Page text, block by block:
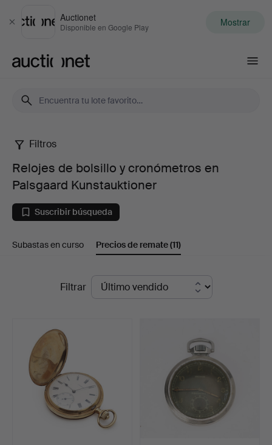
Cerrar
Auctionet
Disponible en Google Play Mostrar
Relojes
de
bolsillo
Palsgaard
Kunstauktioner
Filtros
Relojes de bolsillo y cronómetros en
Palsgaard Kunstauktioner
Suscribir búsqueda
Subastas en curso Precios de remate(11)
remate
Filtrar